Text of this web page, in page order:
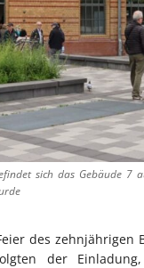
sich das Gebäude 7
des zehnjährigen
der